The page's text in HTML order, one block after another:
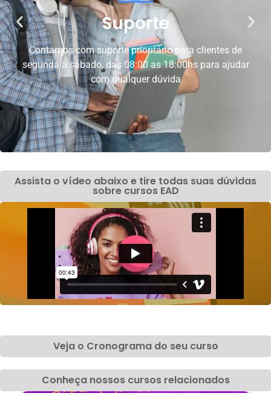
Suporte
Contamos com suporte prioritário para clientes de
segunda a sábado, das 08:00 as 18:00hs para ajudar
com qualquer dúvida
Assista o vídeo abaixo e tire todas suas dúvidas
sobre cursos EAD
Veja o Cronograma do seu curso
Conheça nossos cursos relacionados